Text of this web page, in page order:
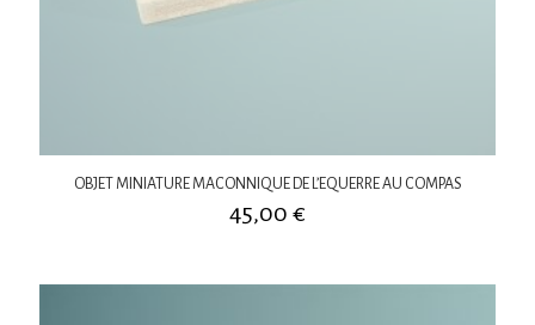
OBJET MINIATURE MACONNIQUE DE L’EQUERRE AU COMPAS
45,00 €